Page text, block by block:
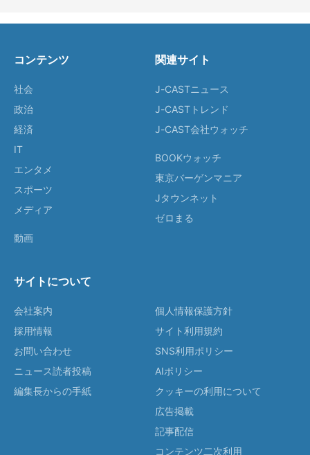
コンテンツ
社会
政治
経済
IT
エンタメ
スポーツ
メディア
動画
関連サイト
J-CASTニュース
J-CASTトレンド
J-CAST会社ウォッチ
BOOKウォッチ
東京バーゲンマニア
Jタウンネット
ゼロまる
サイトについて
会社案内
採用情報
お問い合わせ
ニュース読者投稿
編集長からの手紙
個人情報保護方針
サイト利用規約
SNS利用ポリシー
AIポリシー
クッキーの利用について
広告掲載
記事配信
コンテンツ二次利用